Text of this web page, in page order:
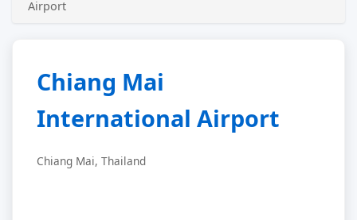
Airport
Chiang Mai
International Airport
Chiang Mai, Thailand